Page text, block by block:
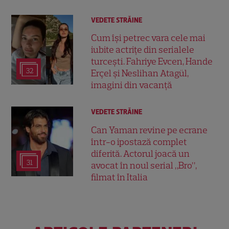
32
VEDETE STRĂINE
Cum își petrec vara cele mai
iubite actrițe din serialele
turcești. Fahriye Evcen, Hande
Erçel și Neslihan Atagül,
imagini din vacanță
31
VEDETE STRĂINE
Can Yaman revine pe ecrane
într-o ipostază complet
diferită. Actorul joacă un
avocat în noul serial „Bro”,
filmat în Italia